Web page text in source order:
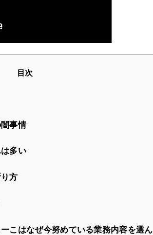
目次
事情
多い
方
こはなぜ今努めている業務内容を選ん